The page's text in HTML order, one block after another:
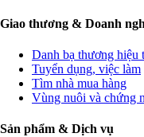
Giao thương & Doanh
Danh bạ thương hiệu
Tuyển dụng, việc làm
Tìm nhà mua hàng
Vùng nuôi và chứng
Sản phẩm & Dịch vụ